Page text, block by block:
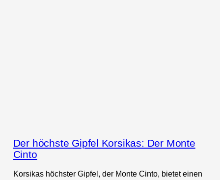
Der höchste Gipfel Korsikas: Der Monte
Cinto
Korsikas höchster Gipfel, der Monte Cinto, bietet einen